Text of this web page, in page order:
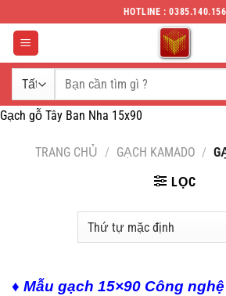
đến
dung
HOTLINE : 0385.140.156
Tìm
kiếm:
Gạch gỗ Tây Ban Nha 15x90
TRANG CHỦ / GẠCH KAMADO /
LỌC
♦ Mẫu gạch 15×90 Công